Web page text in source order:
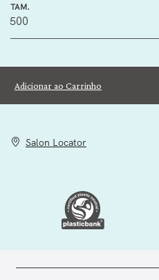
Adicionar ao Carrinho
TAM.
500
Salon Locator